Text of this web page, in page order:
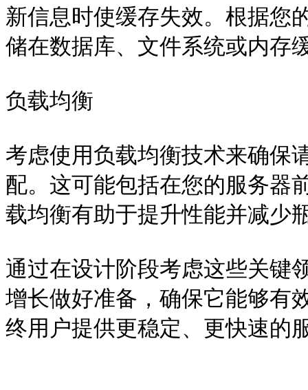
新信息时使缓存失效。根据您
储在数据库、文件系统或内存
负载均衡
考虑使用负载均衡技术来确保
配。这可能包括在您的服务器
载均衡有助于提升性能并减少
通过在设计阶段考虑这些关键
增长做好准备，确保它能够有